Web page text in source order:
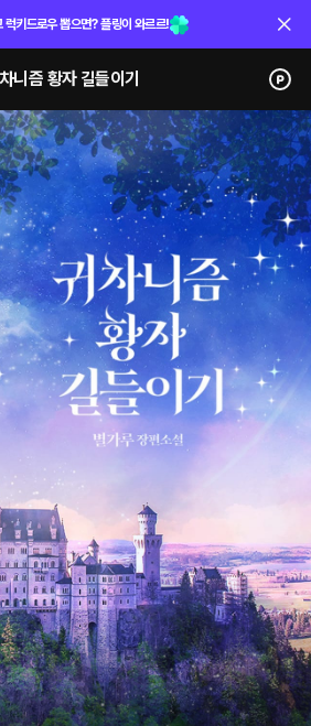
럭키드로우 뽑으면? 플링이 와르르!
니즘 황자 길들이기